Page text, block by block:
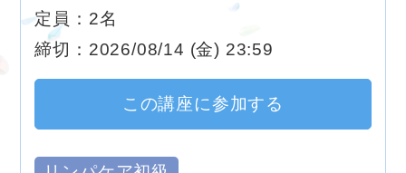
定員：2名
締切：2026/08/14 (金) 23:59
この講座に参加する